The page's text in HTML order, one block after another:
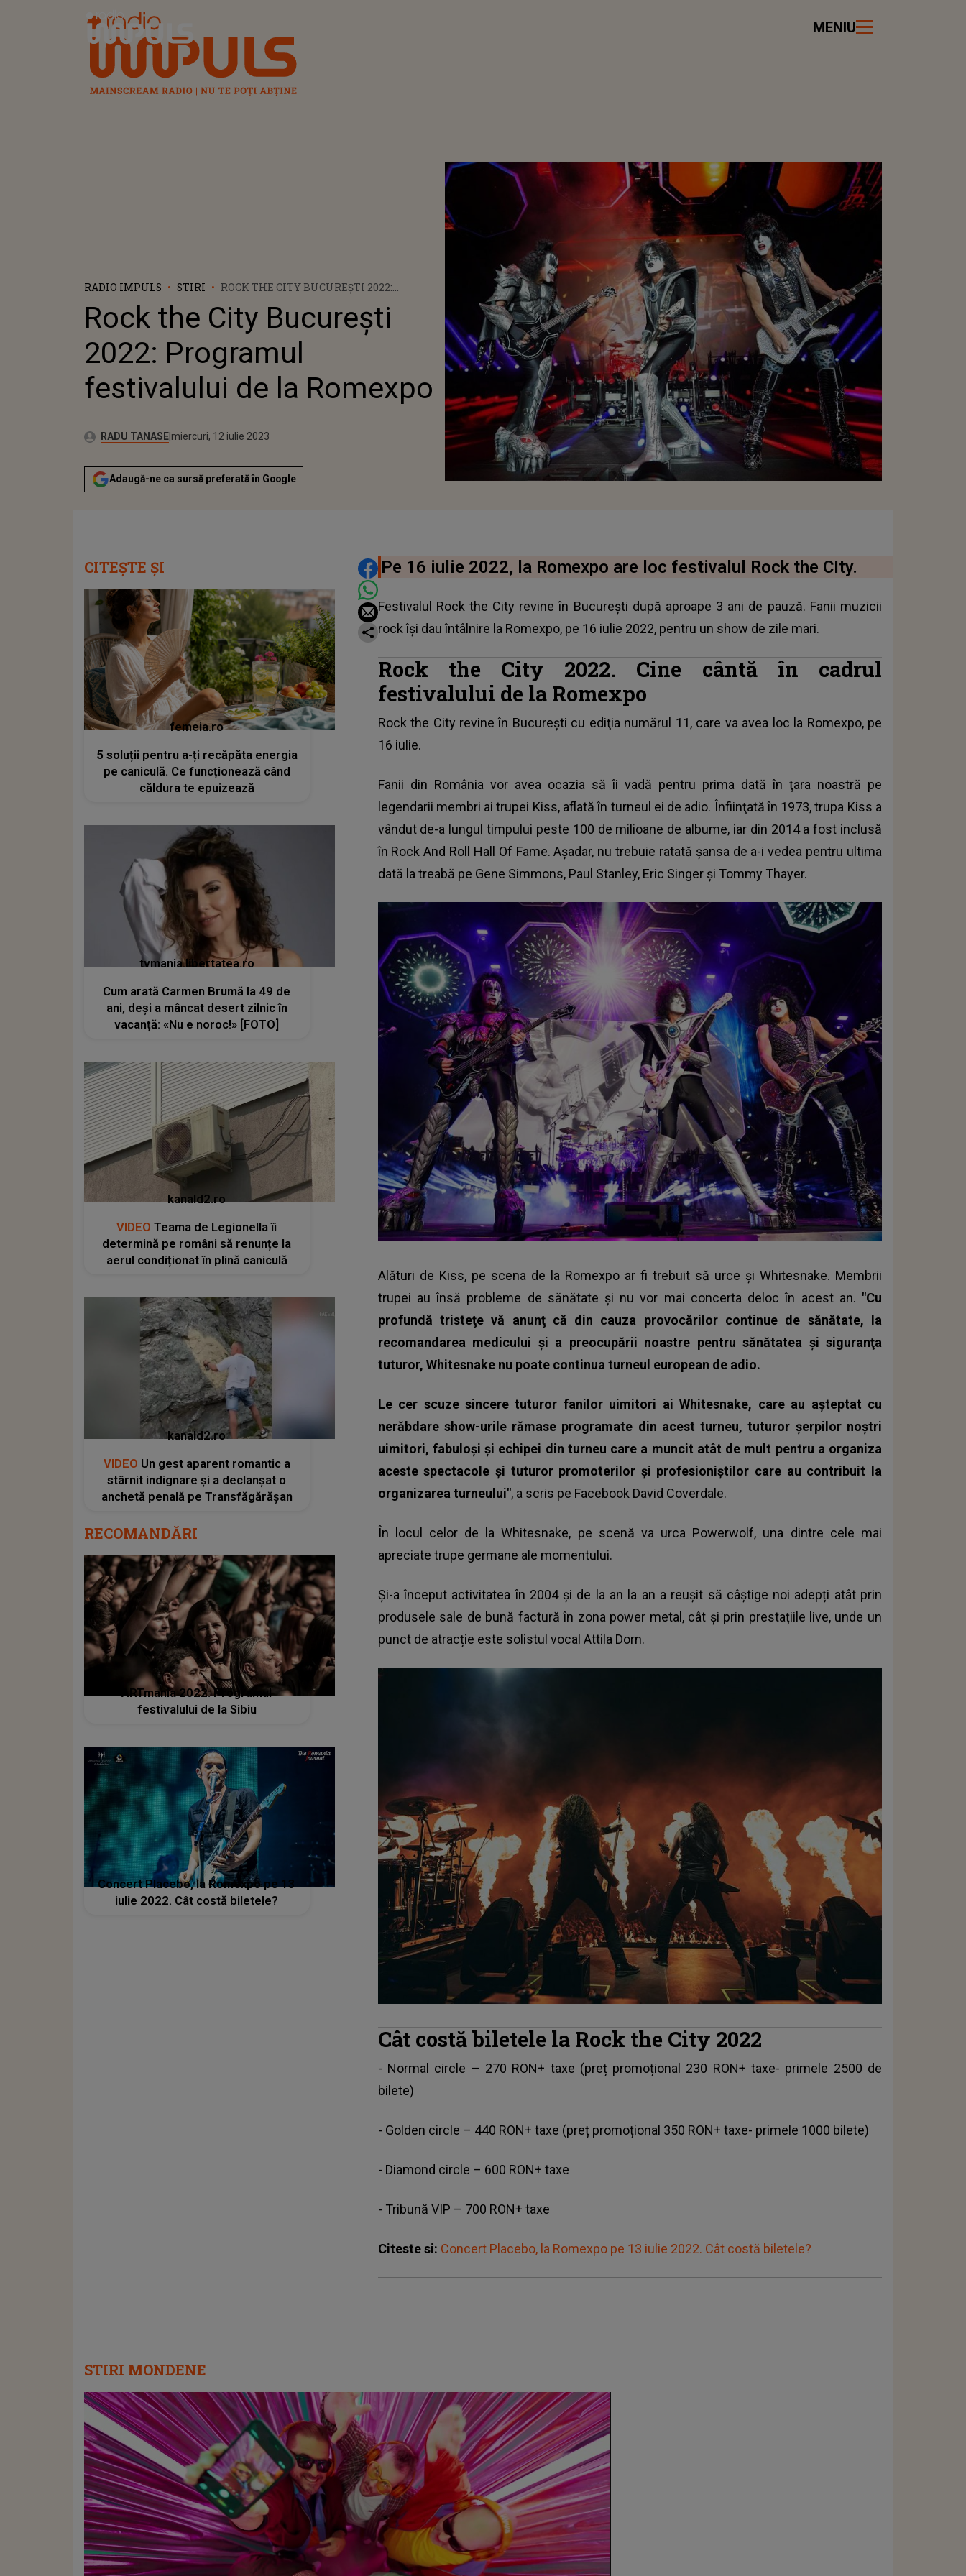
Radio Impuls MENIU
RADIO IMPULS STIRI
ROCK THE CITY BUCUREŞTI 2022:
ROMEXPO
Rock the City Bucureşti
2022: Programul
festivalului de la Romexpo
Autor:RADU TANASEPublicat:
marți, 12 iulie 2022
Actualizat:
miercuri, 12 iulie 2023
Adaugă-ne ca sursă preferată în Google
DISTRIBUIE ARTICOLUL
Pe 16 iulie 2022, la Romexpo are loc festivalul Rock the CIty.
Festivalul Rock the City revine în Bucureşti după aproape 3 ani de pauză. Fanii muzicii
rock îşi dau întâlnire la Romexpo, pe 16 iulie 2022, pentru un show de zile mari.
Rock the City 2022. Cine cântă în cadrul
festivalului de la Romexpo
Rock the City revine în Bucureşti cu ediţia numărul 11, care va avea loc la Romexpo, pe
16 iulie.
Fanii din România vor avea ocazia să îi vadă pentru prima dată în ţara noastră pe
legendarii membri ai trupei Kiss, aflată în turneul ei de adio. Înfiinţată în 1973, trupa Kiss a
vândut de-a lungul timpului peste 100 de milioane de albume, iar din 2014 a fost inclusă
în Rock And Roll Hall Of Fame. Aşadar, nu trebuie ratată şansa de a-i vedea pentru ultima
dată la treabă pe Gene Simmons, Paul Stanley, Eric Singer și Tommy Thayer.
Alături de Kiss, pe scena de la Romexpo ar fi trebuit să urce şi Whitesnake. Membrii
trupei au însă probleme de sănătate şi nu vor mai concerta deloc în acest an. "Cu
profundă tristeţe vă anunţ că din cauza provocărilor continue de sănătate, la
recomandarea medicului şi a preocupării noastre pentru sănătatea şi siguranţa
tuturor, Whitesnake nu poate continua turneul european de adio.
Le cer scuze sincere tuturor fanilor uimitori ai Whitesnake, care au aşteptat cu
nerăbdare show-urile rămase programate din acest turneu, tuturor şerpilor noştri
uimitori, fabuloşi şi echipei din turneu care a muncit atât de mult pentru a organiza
aceste spectacole şi tuturor promoterilor şi profesioniştilor care au contribuit la
organizarea turneului", a scris pe Facebook David Coverdale.
În locul celor de la Whitesnake, pe scenă va urca Powerwolf, una dintre cele mai
apreciate trupe germane ale momentului.
Și-a început activitatea în 2004 și de la an la an a reușit să câștige noi adepți atât prin
produsele sale de bună factură în zona power metal, cât și prin prestațiile live, unde un
punct de atracție este solistul vocal Attila Dorn.
Cât costă biletele la Rock the City 2022
- Normal circle – 270 RON+ taxe (preț promoțional 230 RON+ taxe- primele 2500 de
bilete)
- Golden circle – 440 RON+ taxe (preț promoțional 350 RON+ taxe- primele 1000 bilete)
- Diamond circle – 600 RON+ taxe
- Tribună VIP – 700 RON+ taxe
Citeste si: Concert Placebo, la Romexpo pe 13 iulie 2022. Cât costă biletele?
CITEȘTE ȘI
femeia.ro
5 soluții pentru a-ți recăpăta energia
pe caniculă. Ce funcționează când
căldura te epuizează
tvmania.libertatea.ro
Cum arată Carmen Brumă la 49 de
ani, deși a mâncat desert zilnic în
vacanță: «Nu e noroc!» [FOTO]
kanald2.ro
VIDEO Teama de Legionella îi
determină pe români să renunțe la
aerul condiționat în plină caniculă
kanald2.ro
VIDEO Un gest aparent romantic a
stârnit indignare și a declanșat o
anchetă penală pe Transfăgărășan
RECOMANDĂRI
ARTmania 2022: Programul
festivalului de la Sibiu
Concert Placebo, la Romexpo pe 13
iulie 2022. Cât costă biletele?
STIRI MONDENE